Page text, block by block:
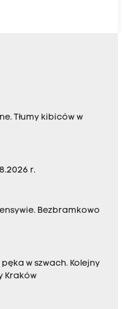
Tłumy kibiców w
r.
Bezbramkowo
w szwach. Kolejny
Kraków